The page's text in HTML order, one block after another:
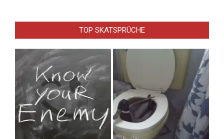
TOP SKATSPRÜCHE